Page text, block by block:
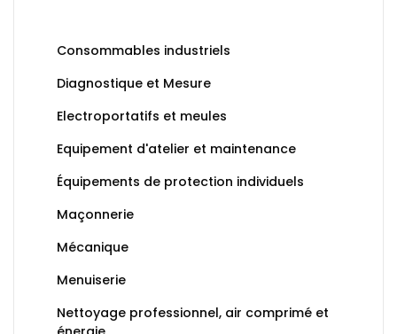
Consommables industriels
Diagnostique et Mesure
Electroportatifs et meules
Equipement d'atelier et maintenance
Équipements de protection individuels
Maçonnerie
Mécanique
Menuiserie
Nettoyage professionnel, air comprimé et